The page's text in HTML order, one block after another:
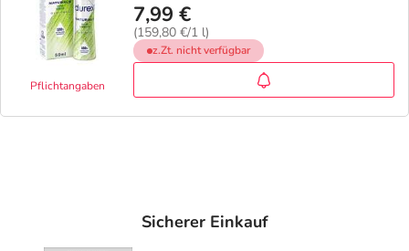
Pflichtangaben
7,99 €
(159,80 €/1 l)
z.Zt. nicht verfügbar
Sicherer Einkauf